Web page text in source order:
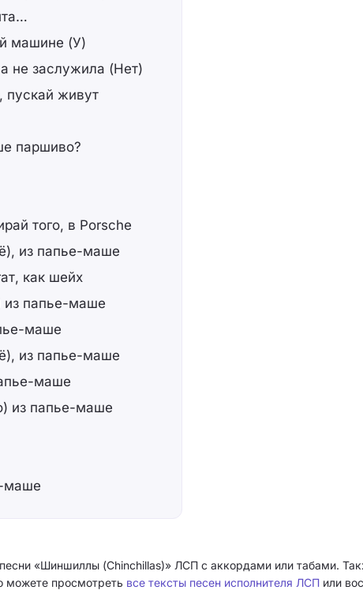
машине (У)
не заслужила (Нет)
живут
паршиво?
того, в Porsche
из папье-маше
как шейх
из папье-маше
маше
из папье-маше
маше
из папье-маше
маше
«Шиншиллы (Chinchillas)» ЛСП с аккордами или табами.
можете просмотреть все тексты песен исполнителя ЛСП или